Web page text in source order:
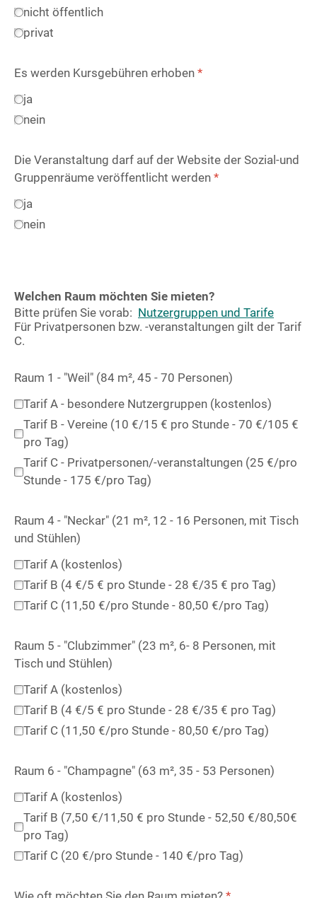
nicht öffentlich
privat
Es werden Kursgebühren erhoben *
ja
nein
Die Veranstaltung darf auf der Website der Sozial-und
Gruppenräume veröffentlicht werden *
ja
nein
Welchen Raum möchten Sie mieten?
Bitte prüfen Sie vorab: Nutzergruppen und Tarife
Für Privatpersonen bzw. -veranstaltungen gilt der Tarif
C.
Raum 1 - "Weil" (84 m², 45 - 70 Personen)
Tarif A - besondere Nutzergruppen (kostenlos)
Tarif B - Vereine (10 €/15 € pro Stunde - 70 €/105 €
pro Tag)
Tarif C - Privatpersonen/-veranstaltungen (25 €/pro
Stunde - 175 €/pro Tag)
Raum 4 - "Neckar" (21 m², 12 - 16 Personen, mit Tisch
und Stühlen)
Tarif A (kostenlos)
Tarif B (4 €/5 € pro Stunde - 28 €/35 € pro Tag)
Tarif C (11,50 €/pro Stunde - 80,50 €/pro Tag)
Raum 5 - "Clubzimmer" (23 m², 6- 8 Personen, mit
Tisch und Stühlen)
Tarif A (kostenlos)
Tarif B (4 €/5 € pro Stunde - 28 €/35 € pro Tag)
Tarif C (11,50 €/pro Stunde - 80,50 €/pro Tag)
Raum 6 - "Champagne" (63 m², 35 - 53 Personen)
Tarif A (kostenlos)
Tarif B (7,50 €/11,50 € pro Stunde - 52,50 €/80,50€
pro Tag)
Tarif C (20 €/pro Stunde - 140 €/pro Tag)